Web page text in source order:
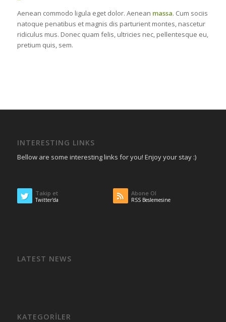
Aenean commodo ligula eget dolor. Aenean massa. Cum sociis
natoque penatibus et magnis dis parturient montes, nascetur
ridiculus mus. Donec quam felis, ultricies nec, pellentesque eu,
pretium quis, sem.
INTERESTING LINKS
Bellow are some interesting links for you! Enjoy your stay :)
Takip et
Twitter'da
Abone Ol
RSS Beslemesine
LATEST NEWS
KATEGORILER